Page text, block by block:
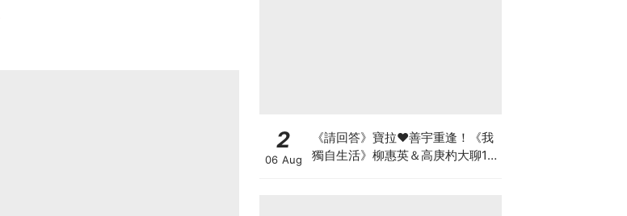
2
06 Aug
《請回答》寶拉♥善宇重逢！《我
獨自生活》柳惠英＆高庚杓大聊16